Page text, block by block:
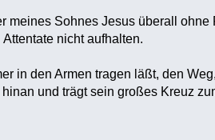
meines Sohnes Jesus überall ohne
nicht aufhalten.
in den Armen tragen läßt, den
und trägt sein großes Kreuz